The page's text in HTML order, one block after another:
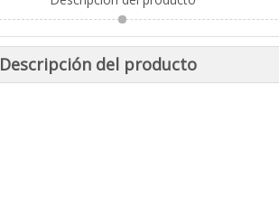
Descripción del producto